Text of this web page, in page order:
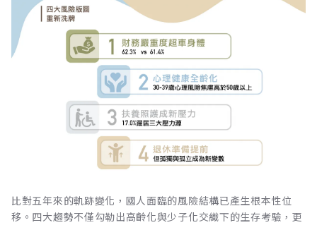
比對五年來的軌跡變化，國人面臨的風險結構已產生根本性位
移。四大趨勢不僅勾勒出高齡化與少子化交織下的生存考驗，更